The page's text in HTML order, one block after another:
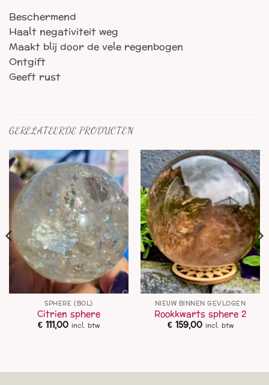
Beschermend
Haalt negativiteit weg
Maakt blij door de vele regenbogen
Ontgift
Geeft rust
GERELATEERDE PRODUCTEN
SPHERE (BOL)
Citrien sphere
€ 111,00 incl. btw
NIEUW BINNEN GEVLOGEN
Rookkwarts sphere 2
€159,00 incl. btw